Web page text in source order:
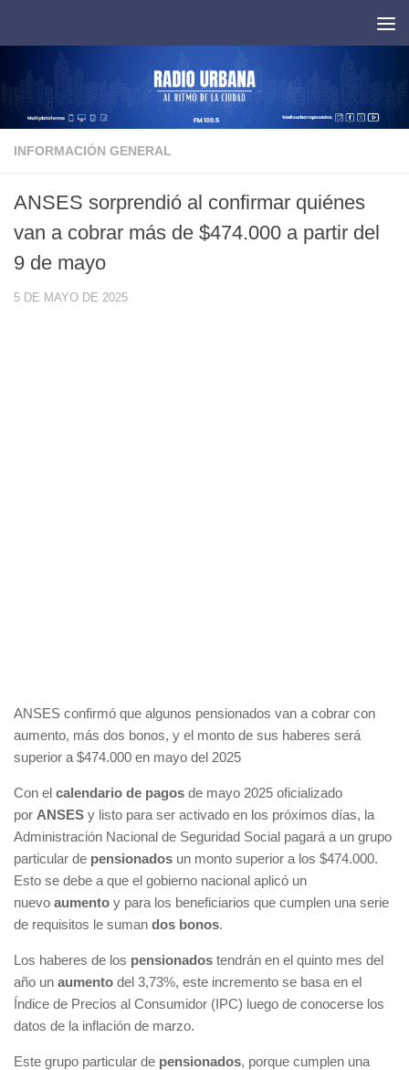
INFORMACIÓN GENERAL
ANSES sorprendió al confirmar quiénes
van a cobrar más de $474.000 a partir del
9 de mayo
5 DE MAYO DE 2025
ANSES confirmó que algunos pensionados van a cobrar con
aumento, más dos bonos, y el monto de sus haberes será
superior a $474.000 en mayo del 2025
Con el calendario de pagos de mayo 2025 oficializado
por ANSES y listo para ser activado en los próximos días, la
Administración Nacional de Seguridad Social pagará a un grupo
particular de pensionados un monto superior a los $474.000.
Esto se debe a que el gobierno nacional aplicó un
nuevo aumento y para los beneficiarios que cumplen una serie
de requisitos le suman dos bonos.
Los haberes de los pensionados tendrán en el quinto mes del
año un aumento del 3,73%, este incremento se basa en el
Índice de Precios al Consumidor (IPC) luego de conocerse los
datos de la inflación de marzo.
Este grupo particular de pensionados, porque cumplen una